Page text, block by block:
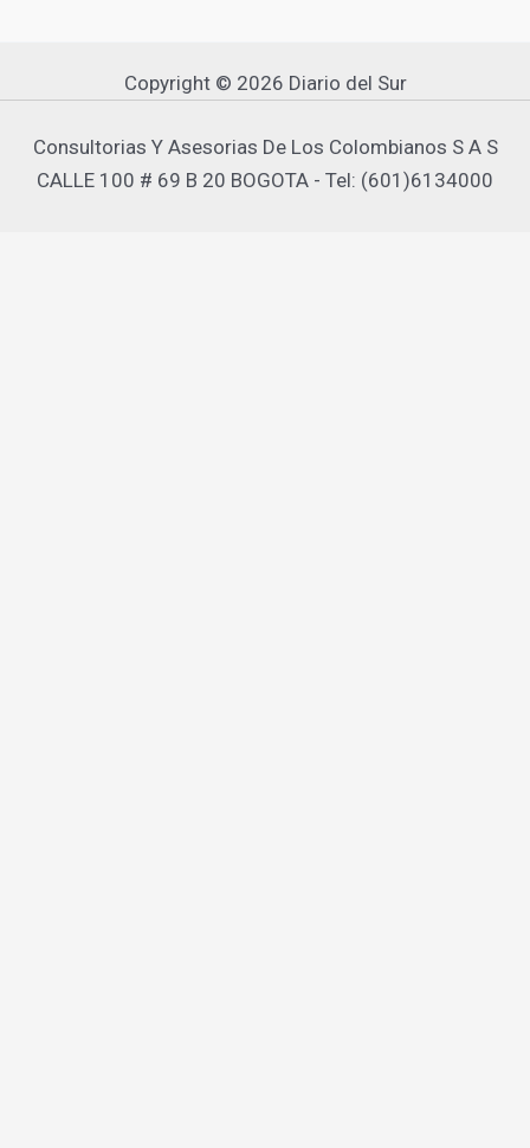
Copyright © 2026 Diario del Sur
Consultorias Y Asesorias De Los Colombianos S A S
CALLE 100 # 69 B 20 BOGOTA - Tel: (601)6134000